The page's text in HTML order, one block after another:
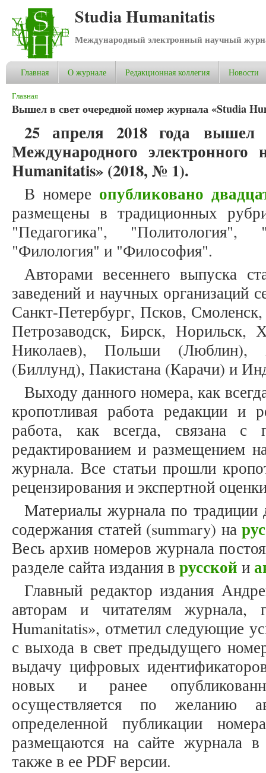
Studia Humanitatis
Международный электронный научный
Главная О журнале Редакционная коллегия Новости
Вы здесь
Главная
Вышел в свет очередной номер журнала «Studia
25 апреля 2018 года вышел
Международного электронного
Humanitatis» (2018, № 1).
В номере опубликовано
размещены в традиционных
"Педагогика", "Политология",
"Филология" и "Философия".
Авторами весеннего выпуска
заведений и научных организаций
Санкт-Петербург, Псков,
Петрозаводск, Бирск, Норильск,
Николаев), Польши (Люблин),
(Биллунд), Пакистана (Карачи) и
Выходу данного номера, как
кропотливая работа редакции и
работа, как всегда, связана с
редактированием и размещением
журнала. Все статьи прошли
рецензирования и экспертной
Материалы журнала по традиции
содержания статей (summary) на
Весь архив номеров журнала
разделе сайта издания в русской и
Главный редактор издания
авторам и читателям журнала,
Humanitatis», отметил следующие
с выхода в свет предыдущего
выдачу цифровых
новых и ранее
осуществляется по желанию
определенной публикации
размещаются на сайте журнала в
также в ее PDF версии.